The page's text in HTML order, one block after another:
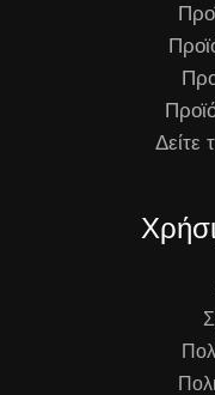
Δείτε